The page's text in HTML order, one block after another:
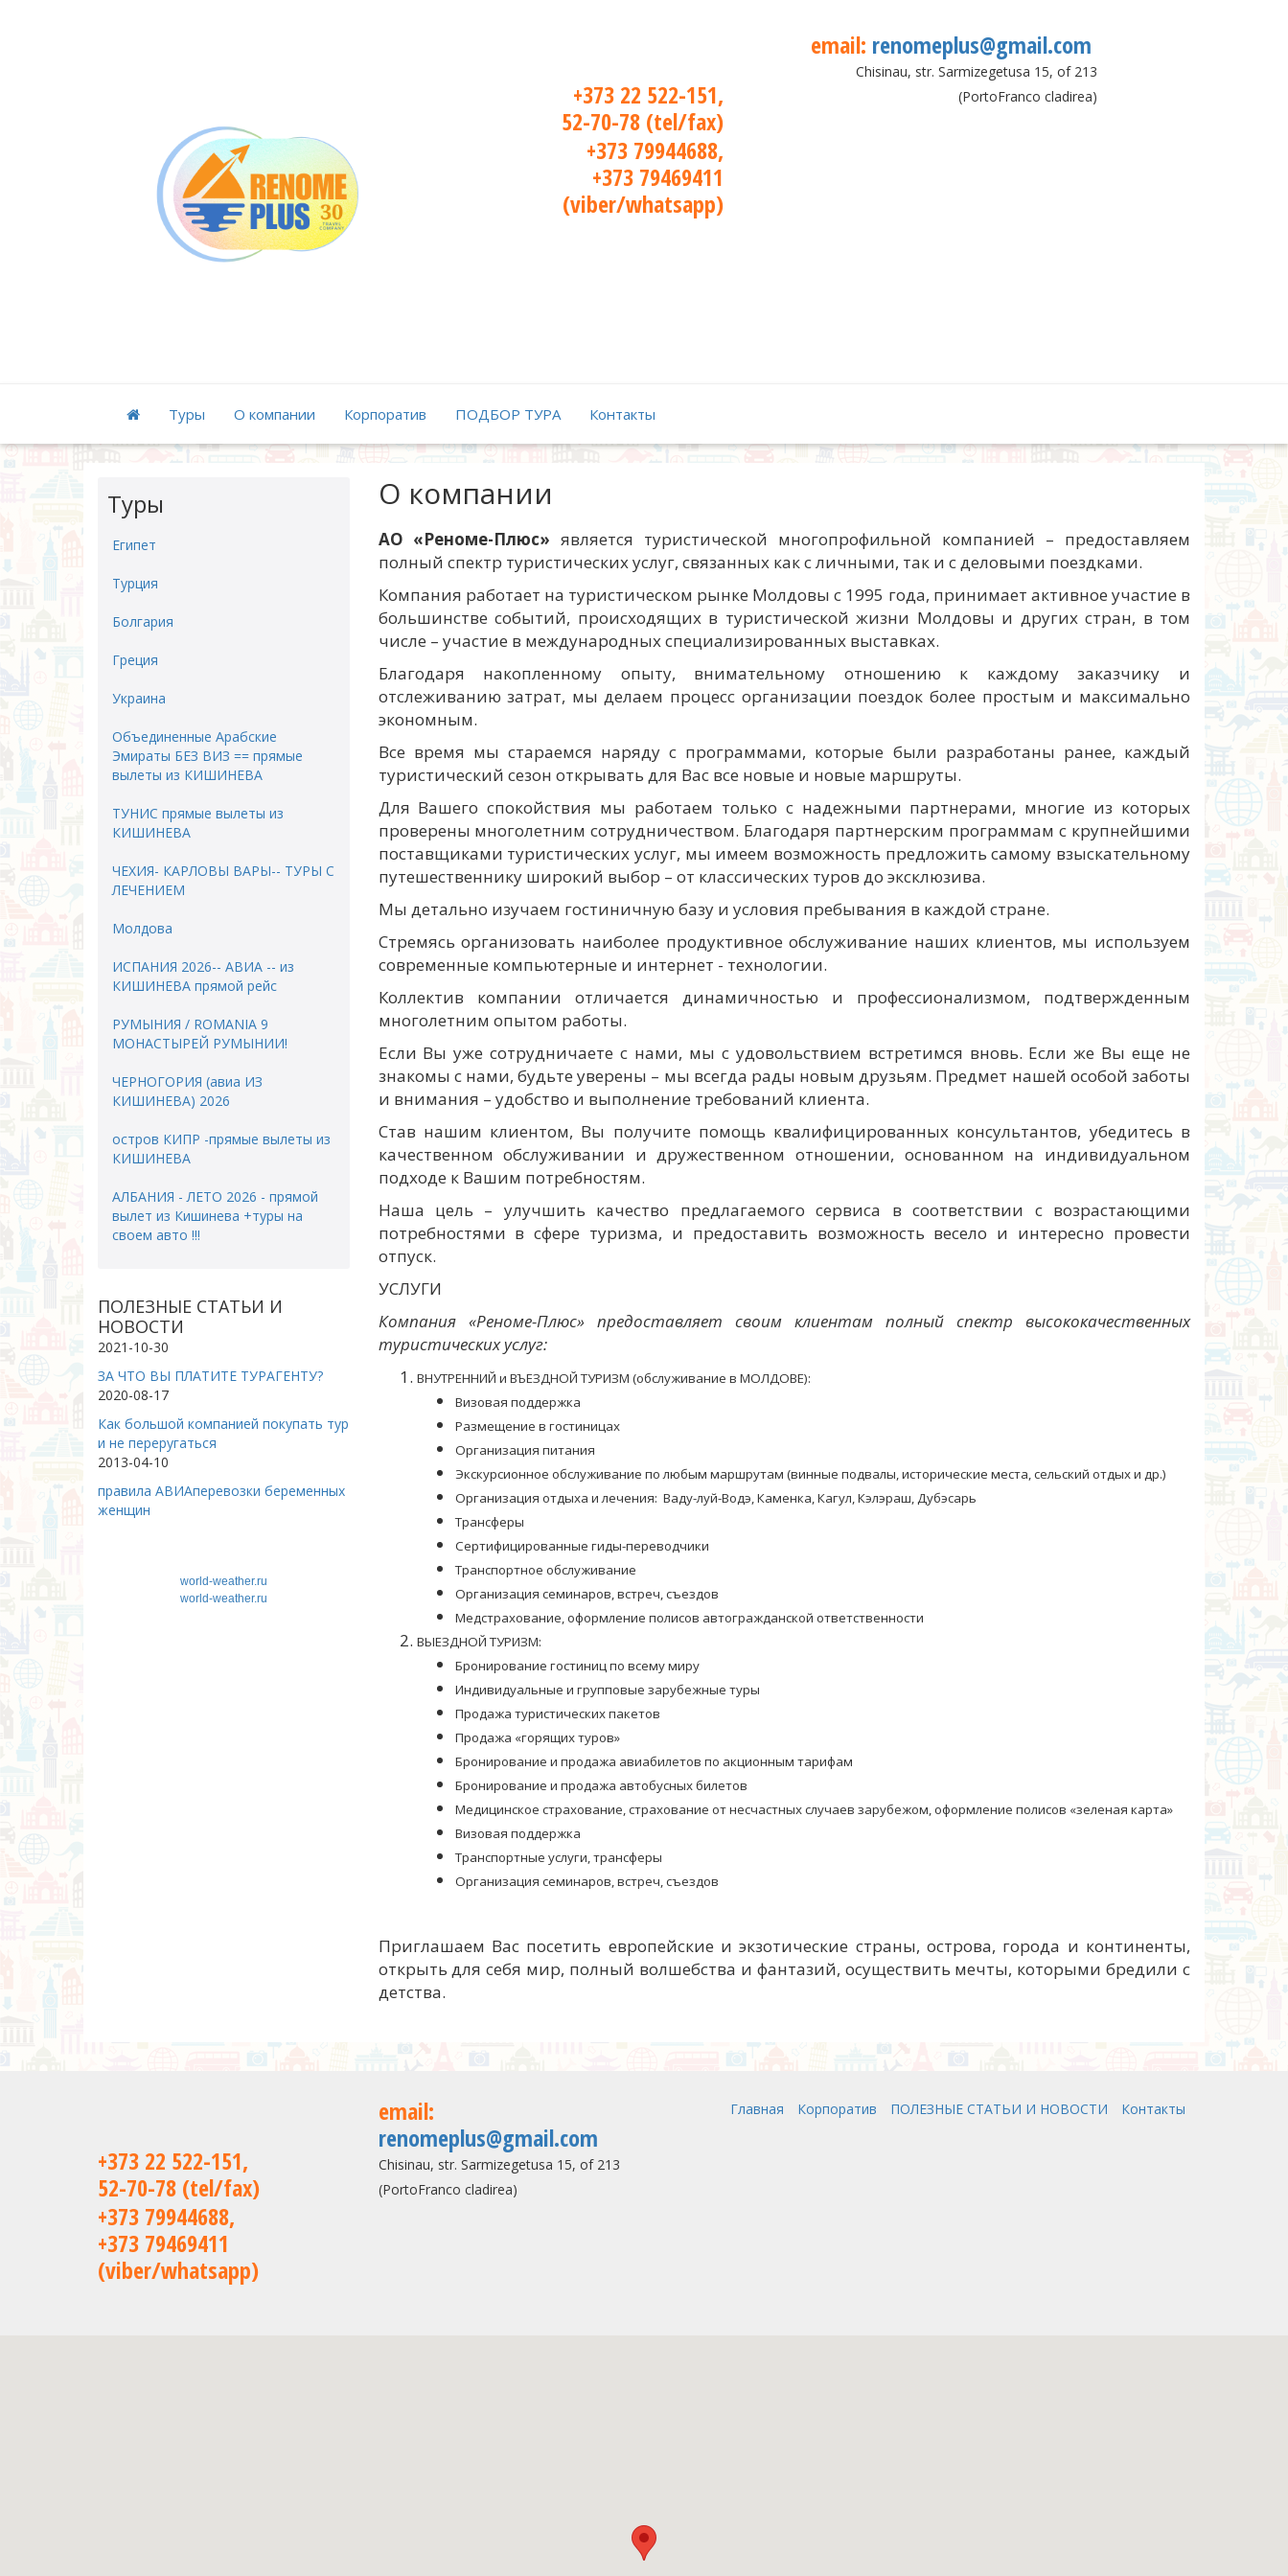
+373 22 522-151,
52-70-78 (tel/fax)
+373 79944688,
+373 79469411
(viber/whatsapp)
email: renomeplus@gmail.com
Chisinau, str. Sarmizegetusa 15, of 213
(PortoFranco cladirea)
Туры О компании Корпоратив ПОДБОР ТУРА Контакты
О компании
АО «Реноме-Плюс» является туристической многопрофильной компанией – предоставляем
полный спектр туристических услуг, связанных как с личными, так и с деловыми поездками.
Компания работает на туристическом рынке Молдовы с 1995 года, принимает активное участие в
большинстве событий, происходящих в туристической жизни Молдовы и других стран, в том
числе – участие в международных специализированных выставках.
Благодаря накопленному опыту, внимательному отношению к каждому заказчику и
отслеживанию затрат, мы делаем процесс организации поездок более простым и максимально
экономным.
Все время мы стараемся наряду с программами, которые были разработаны ранее, каждый
туристический сезон открывать для Вас все новые и новые маршруты.
Для Вашего спокойствия мы работаем только с надежными партнерами, многие из которых
проверены многолетним сотрудничеством. Благодаря партнерским программам с крупнейшими
поставщиками туристических услуг, мы имеем возможность предложить самому взыскательному
путешественнику широкий выбор – от классических туров до эксклюзива.
Мы детально изучаем гостиничную базу и условия пребывания в каждой стране.
Стремясь организовать наиболее продуктивное обслуживание наших клиентов, мы используем
современные компьютерные и интернет - технологии.
Коллектив компании отличается динамичностью и профессионализмом, подтвержденным
многолетним опытом работы.
Если Вы уже сотрудничаете с нами, мы с удовольствием встретимся вновь. Если же Вы еще не
знакомы с нами, будьте уверены – мы всегда рады новым друзьям. Предмет нашей особой заботы
и внимания – удобство и выполнение требований клиента.
Став нашим клиентом, Вы получите помощь квалифицированных консультантов, убедитесь в
качественном обслуживании и дружественном отношении, основанном на индивидуальном
подходе к Вашим потребностям.
Наша цель – улучшить качество предлагаемого сервиса в соответствии с возрастающими
потребностями в сфере туризма, и предоставить возможность весело и интересно провести
отпуск.
УСЛУГИ
Компания «Реноме-Плюс» предоставляет своим клиентам полный спектр высококачественных
туристических услуг:
ВНУТРЕННИЙ и ВЪЕЗДНОЙ ТУРИЗМ (обслуживание в МОЛДОВЕ):
Визовая поддержка
Размещение в гостиницах
Организация питания
Экскурсионное обслуживание по любым маршрутам (винные подвалы, исторические места, сельский отдых и др.)
Организация отдыха и лечения: Ваду-луй-Водэ, Каменка, Кагул, Кэлэраш, Дубэсарь
Трансферы
Сертифицированные гиды-переводчики
Транспортное обслуживание
Организация семинаров, встреч, съездов
Медстрахование, оформление полисов автогражданской ответственности
ВЫЕЗДНОЙ ТУРИЗМ:
Бронирование гостиниц по всему миру
Индивидуальные и групповые зарубежные туры
Продажа туристических пакетов
Продажа «горящих туров»
Бронирование и продажа авиабилетов по акционным тарифам
Бронирование и продажа автобусных билетов
Медицинское страхование, страхование от несчастных случаев зарубежом, оформление полисов «зеленая карта»
Визовая поддержка
Транспортные услуги, трансферы
Организация семинаров, встреч, съездов
Приглашаем Вас посетить европейские и экзотические страны, острова, города и континенты,
открыть для себя мир, полный волшебства и фантазий, осуществить мечты, которыми бредили с
детства.
Туры
Египет
Турция
Болгария
Греция
Украина
Объединенные Арабские
Эмираты БЕЗ ВИЗ == прямые
вылеты из КИШИНЕВА
ТУНИС прямые вылеты из
КИШИНЕВА
ЧЕХИЯ- КАРЛОВЫ ВАРЫ-- ТУРЫ С
ЛЕЧЕНИЕМ
Молдова
ИСПАНИЯ 2026-- АВИА -- из
КИШИНЕВА прямой рейс
РУМЫНИЯ / ROMANIA 9
МОНАСТЫРЕЙ РУМЫНИИ!
ЧЕРНОГОРИЯ (авиа ИЗ
КИШИНЕВА) 2026
остров КИПР -прямые вылеты из
КИШИНЕВА
АЛБАНИЯ - ЛЕТО 2026 - прямой
вылет из Кишинева +туры на
своем авто !!!
ПОЛЕЗНЫЕ СТАТЬИ И
НОВОСТИ
2021-10-30
ЗА ЧТО ВЫ ПЛАТИТЕ ТУРАГЕНТУ?
2020-08-17
Как большой компанией покупать тур
и не переругаться
2013-04-10
правила АВИАперевозки беременных
женщин
world-weather.ru
world-weather.ru
+373 22 522-151,
52-70-78 (tel/fax)
+373 79944688,
+373 79469411
(viber/whatsapp)
email:
renomeplus@gmail.com
Chisinau, str. Sarmizegetusa 15, of 213
(PortoFranco cladirea)
Главная Корпоратив ПОЛЕЗНЫЕ СТАТЬИ И НОВОСТИ Контакты